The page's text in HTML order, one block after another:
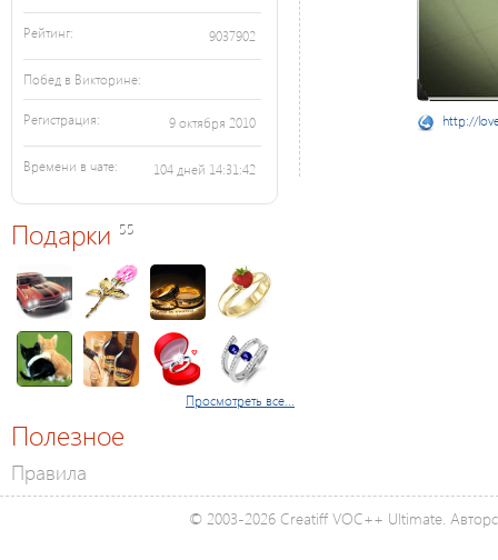
Рейтинг: 9037902
Побед в Викторине:
Регистрация: 9 октября 2010
Времени в чате: 104 дней 14:31:42
Подарки 55
Просмотреть все...
Полезное
Правила
http://
© 2003-2026 Creatiff VOC++ Ultimate.